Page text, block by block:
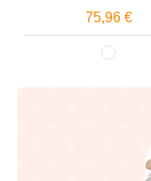
75,96 €